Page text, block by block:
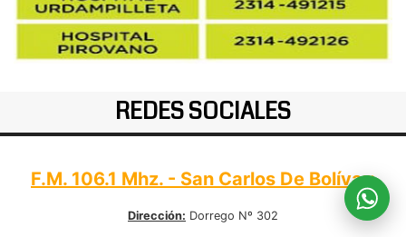
REDES SOCIALES
F.M. 106.1 Mhz. - San Carlos De Bolívar:
Dirección: Dorrego Nº 302